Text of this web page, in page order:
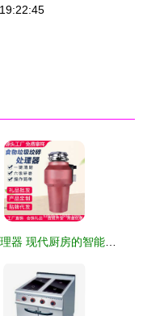
厨余处理器 现代厨房的智能清洁革命